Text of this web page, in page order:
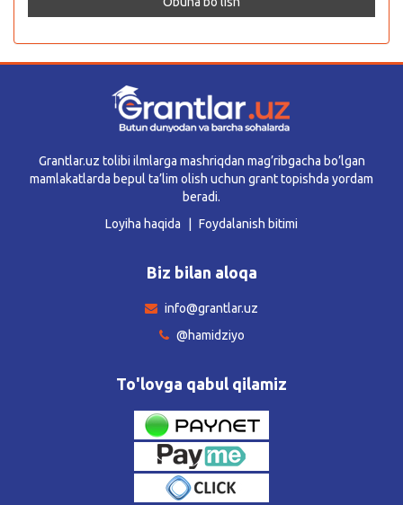
Grantlar.uz tolibi ilmlarga mashriqdan mag’ribgacha bo’lgan
mamlakatlarda bepul ta’lim olish uchun grant topishda yordam
beradi.
Loyiha haqida
Foydalanish bitimi
Biz bilan aloqa
info@grantlar.uz
@hamidziyo
To'lovga qabul qilamiz